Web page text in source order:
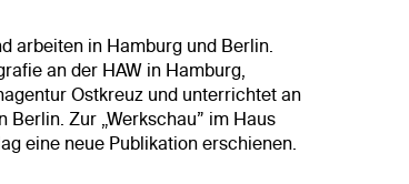
arbeiten in Hamburg und Berlin.
an der HAW in Hamburg,
Ostkreuz und unterrichtet an
Zur „Werkschau” im Haus
eine neue Publikation erschienen.